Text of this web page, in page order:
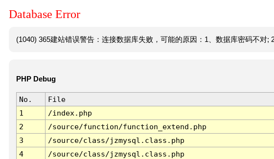
Database Error
(1040) 365建站错误警告：连接数据库失败，可能的原因：1、数据库密码不对;
PHP Debug
No. File
1
/index.php
2
/source/function/function_extend.php
3
/source/class/jzmysql.class.php
4
/source/class/jzmysql.class.php